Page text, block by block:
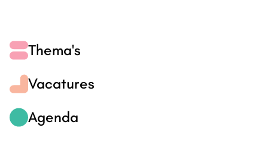
Thema's
Vacatures
Agenda